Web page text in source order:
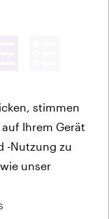
Report
2026:
Merz
stimmen
Ihrem Gerät
-Nutzung zu
unser